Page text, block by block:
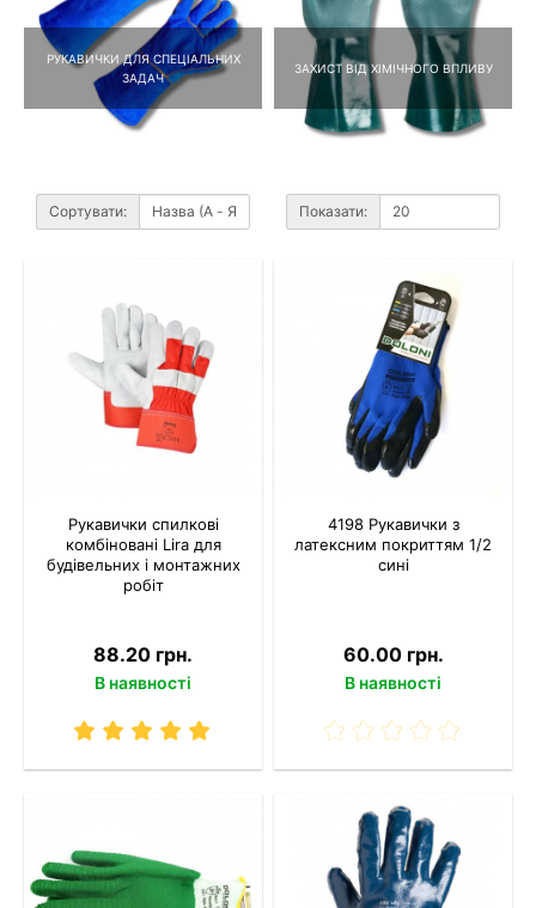
РУКАВИЧКИ ДЛЯ СПЕЦІАЛЬНИХ
ЗАДАЧ
ЗАХИСТ ВІД ХІМІЧНОГО ВПЛИВУ
Сортувати: Показати:
Рукавички спилкові
комбіновані Lira для
будівельних і монтажних
робіт
88.20 грн.
В наявності
4198 Рукавички з
латексним покриттям 1/2
сині
60.00 грн.
В наявності